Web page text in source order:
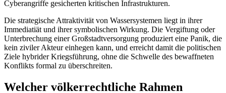
Cyberangriffe gesicherten kritischen Infrastrukturen.
Die strategische Attraktivität von Wassersystemen liegt in ihrer
Immediatiät und ihrer symbolischen Wirkung. Die Vergiftung oder
Unterbrechung einer Großstadtversorgung produziert eine Panik, die
kein ziviler Akteur einhegen kann, und erreicht damit die politischen
Ziele hybrider Kriegsführung, ohne die Schwelle des bewaffneten
Konflikts formal zu überschreiten.
Welcher völkerrechtliche Rahmen